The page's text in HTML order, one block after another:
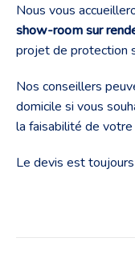
Nous vous
show-room sur
projet de protection
Nos conseillers
domicile si vous
la faisabilité de
Le devis est